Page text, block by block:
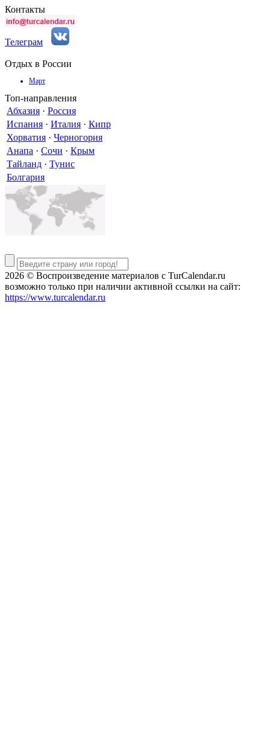
Контакты
Телеграм
Отдых в России
Март
Топ-направления
Абхазия · Россия
Испания · Италия · Кипр
Хорватия · Черногория
Анапа · Сочи · Крым
Тайланд · Тунис
Болгария
2026 © Воспроизведение материалов c TurCalendar.ru
возможно только при наличии активной ссылки на сайт:
https://www.turcalendar.ru